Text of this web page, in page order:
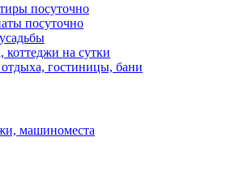
посуточно
посуточно
коттеджи на сутки
гостиницы, бани
машиноместа